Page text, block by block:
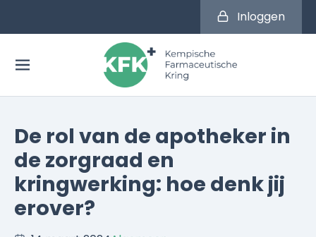
Inloggen
De rol van de apotheker in
de zorgraad en
kringwerking: hoe denk jij
erover?